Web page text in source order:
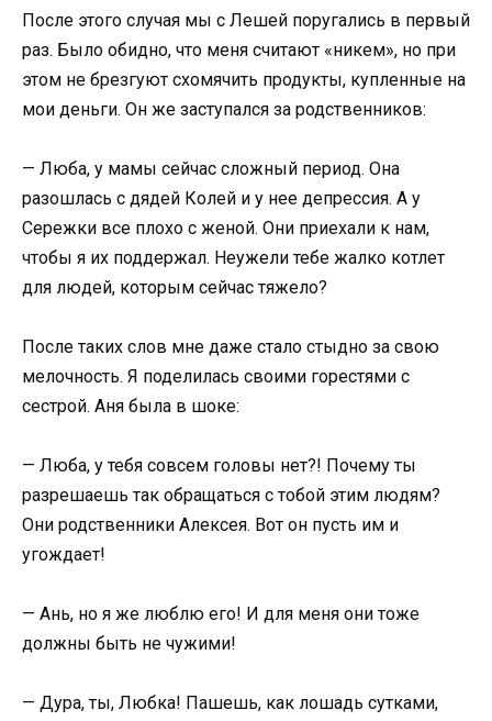
После этого случая мы с Лешей поругались в первый
раз. Было обидно, что меня считают «никем», но при
этом не брезгуют схомячить продукты, купленные на
мои деньги. Он же заступался за родственников:
— Люба, у мамы сейчас сложный период. Она
разошлась с дядей Колей и у нее депрессия. А у
Сережки все плохо с женой. Они приехали к нам,
чтобы я их поддержал. Неужели тебе жалко котлет
для людей, которым сейчас тяжело?
После таких слов мне даже стало стыдно за свою
мелочность. Я поделилась своими горестями с
сестрой. Аня была в шоке:
— Люба, у тебя совсем головы нет?! Почему ты
разрешаешь так обращаться с тобой этим людям?
Они родственники Алексея. Вот он пусть им и
угождает!
— Ань, но я же люблю его! И для меня они тоже
должны быть не чужими!
— Дура, ты, Любка! Пашешь, как лошадь сутками,